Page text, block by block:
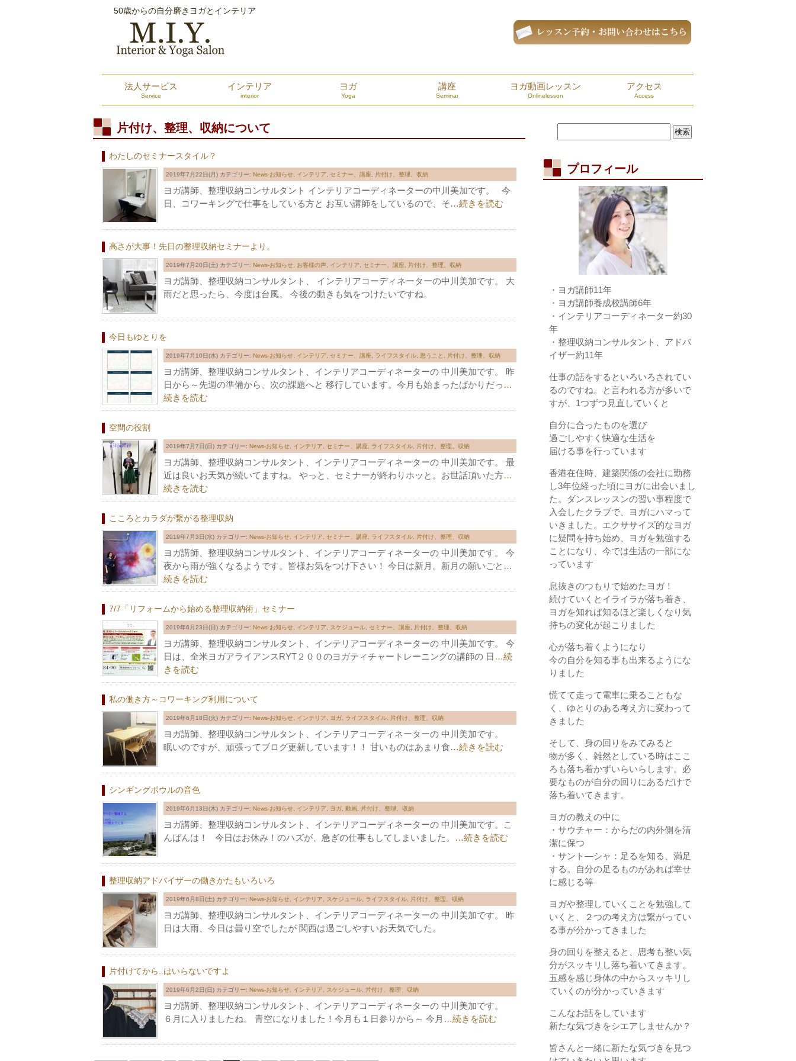
50歳からの自分磨きヨガとインテリア
法人サービス
Service
インテリア
interior
ヨガ
Yoga
講座
Seminar
ヨガ動画レッスン
Onlinelesson
アクセス
Access
片付け、整理、収納について
わたしのセミナースタイル？
2019年7月22日(月) カテゴリー: News-お知らせ インテリア セミナー、講座 片付け、整理、収納
ヨガ講師、整理収納コンサルタント インテリアコーディネーターの中川美加です。 今
日、コワーキングで仕事をしている方と お互い講師をしているので、そ…続きを読む
高さが大事！先日の整理収納セミナーより。
2019年7月20日(土) カテゴリー: News-お知らせ お客様の声 インテリア セミナー、講座 片付け、整理、収納
ヨガ講師、整理収納コンサルタント、 インテリアコーディネーターの中川美加です。 大
雨だと思ったら、今度は台風。 今後の動きも気をつけたいですね。
今日もゆとりを
2019年7月10日(水) カテゴリー: News-お知らせ インテリア セミナー、講座 ライフスタイル 思うこと 片付け、整理、収納
ヨガ講師、整理収納コンサルタント、インテリアコーディネーターの 中川美加です。 昨
日から～先週の準備から、次の課題へと 移行しています。今月も始まったばかりだっ …
続きを読む
空間の役割
2019年7月7日(日) カテゴリー: News-お知らせ インテリア セミナー、講座 ライフスタイル 片付け、整理、収納
ヨガ講師、整理収納コンサルタント、インテリアコーディネーターの 中川美加です。 最
近は良いお天気が続いてますね。 やっと、セミナーが終わりホッと。お世話頂いた方…
続きを読む
こころとカラダが繋がる整理収納
2019年7月3日(水) カテゴリー: News-お知らせ インテリア セミナー、講座 ライフスタイル 片付け、整理、収納
ヨガ講師、整理収納コンサルタント、インテリアコーディネーターの 中川美加です。 今
夜から雨が強くなるようです。皆様お気をつけ下さい！ 今日は新月。新月の願いごと …
続きを読む
7/7「リフォームから始める整理収納術」セミナー
2019年6月23日(日) カテゴリー: News-お知らせ インテリア スケジュール セミナー、講座 片付け、整理、収納
ヨガ講師、整理収納コンサルタント、インテリアコーディネーターの 中川美加です。 今
日は、全米ヨガアライアンスRYT２００のヨガティチャートレーニングの講師の 日 …続
きを読む
私の働き方～コワーキング利用について
2019年6月18日(火) カテゴリー: News-お知らせ インテリア ヨガ ライフスタイル 片付け、整理、収納
ヨガ講師、整理収納コンサルタント、インテリアコーディネーターの 中川美加です。
眠いのですが、頑張ってブログ更新しています！！ 甘いものはあまり食…続きを読む
シンギングボウルの音色
2019年6月13日(木) カテゴリー: News-お知らせ インテリア ヨガ 動画 片付け、整理、収納
ヨガ講師、整理収納コンサルタント、インテリアコーディネーターの 中川美加です。こ
んばんは！ 今日はお休み！のハズが、急ぎの仕事もしてしまいました。
…続きを読む
整理収納アドバイザーの働きかたもいろいろ
2019年6月8日(土) カテゴリー: News-お知らせ インテリア スケジュール ライフスタイル 片付け、整理、収納
ヨガ講師、整理収納コンサルタント、インテリアコーディネーターの 中川美加です。 昨
日は大雨、今日は曇り空でしたが 関西は過ごしやすいお天気でした。
片付けてから..はいらないですよ
2019年6月2日(日) カテゴリー: News-お知らせ インテリア スケジュール 片付け、整理、収納
ヨガ講師、整理収納コンサルタント、インテリアコーディネーターの 中川美加です。
６月に入りましたね。 青空になりました！今月も１日参りから～ 今月 …続きを読む
プロフィール
・ヨガ講師11年
・ヨガ講師養成校講師6年
・インテリアコーディネーター約30
年
・整理収納コンサルタント、アドバ
イザー約11年
仕事の話をするといろいろされてい
るのですね。と言われる方が多いで
すが、1つずつ見直していくと
自分に合ったものを選び
過ごしやすく快適な生活を
届ける事を行っています
香港在住時、建築関係の会社に勤務
し3年位経った頃にヨガに出会いまし
た。ダンスレッスンの習い事程度で
入会したクラブで、ヨガにハマって
いきました。エクササイズ的なヨガ
に疑問を持ち始め、ヨガを勉強する
ことになり、今では生活の一部にな
っています
息抜きのつもりで始めたヨガ！
続けていくとイライラが落ち着き、
ヨガを知れば知るほど楽しくなり気
持ちの変化が起こりました
心が落ち着くようになり
今の自分を知る事も出来るようにな
りました
慌てて走って電車に乗ることもな
く、ゆとりのある考え方に変わって
きました
そして、身の回りをみてみると
物が多く、雑然としている時はここ
ろも落ち着かずいらいらします。必
要なものが自分の回りにあるだけで
落ち着いてきます。
ヨガの教えの中に
・サウチャー：からだの内外側を清
潔に保つ
・サント―シャ：足るを知る、満足
する。自分の足るものがあれば幸せ
に感じる等
ヨガや整理していくことを勉強して
いくと、２つの考え方は繋がってい
る事が分かってきました
身の回りを整えると、思考も整い気
分がスッキリし落ち着いてきます。
五感を感じ身体の中からスッキリし
ていくのが分かっていきます
こんなお話をしています
新たな気づきをシエアしませんか？
皆さんと一緒に新たな気づきを見つ